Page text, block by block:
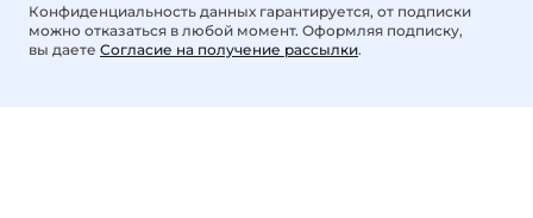
Конфиденциальность данных гарантируется, от подписки
можно отказаться в любой момент. Оформляя подписку,
вы даете Согласие на получение рассылки.